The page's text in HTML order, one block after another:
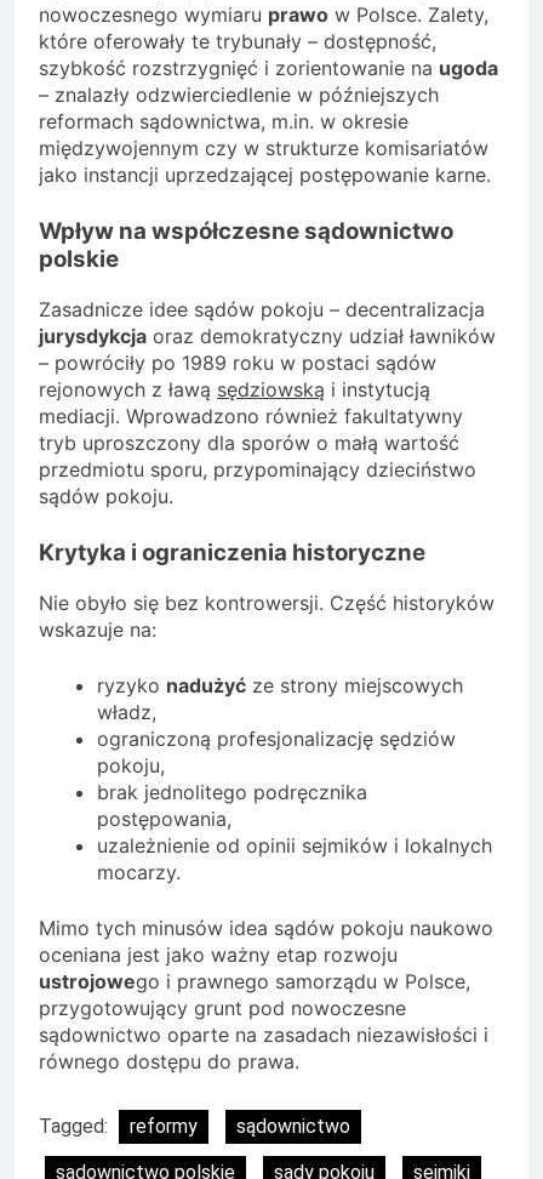
nowoczesnego wymiaru prawo w Polsce. Zalety,
które oferowały te trybunały – dostępność,
szybkość rozstrzygnięć i zorientowanie na ugoda
– znalazły odzwierciedlenie w późniejszych
reformach sądownictwa, m.in. w okresie
międzywojennym czy w strukturze komisariatów
jako instancji uprzedzającej postępowanie karne.
Wpływ na współczesne sądownictwo
polskie
Zasadnicze idee sądów pokoju – decentralizacja
jurysdykcja oraz demokratyczny udział ławników
– powróciły po 1989 roku w postaci sądów
rejonowych z ławą sędziowską i instytucją
mediacji. Wprowadzono również fakultatywny
tryb uproszczony dla sporów o małą wartość
przedmiotu sporu, przypominający dzieciństwo
sądów pokoju.
Krytyka i ograniczenia historyczne
Nie obyło się bez kontrowersji. Część historyków
wskazuje na:
ryzyko nadużyć ze strony miejscowych
władz,
ograniczoną profesjonalizację sędziów
pokoju,
brak jednolitego podręcznika
postępowania,
uzależnienie od opinii sejmików i lokalnych
mocarzy.
Mimo tych minusów idea sądów pokoju naukowo
oceniana jest jako ważny etap rozwoju
ustrojowego i prawnego samorządu w Polsce,
przygotowujący grunt pod nowoczesne
sądownictwo oparte na zasadach niezawisłości i
równego dostępu do prawa.
Tagged: reformy
sądownictwo
sądownictwo polskie
sądy pokoju
sejmiki